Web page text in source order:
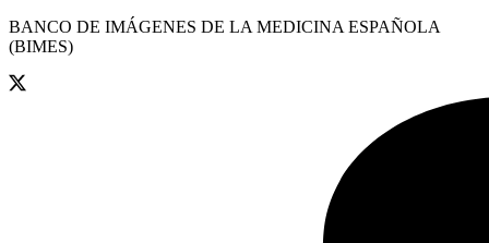
BANCO DE IMÁGENES DE LA MEDICINA ESPAÑOLA
(BIMES)